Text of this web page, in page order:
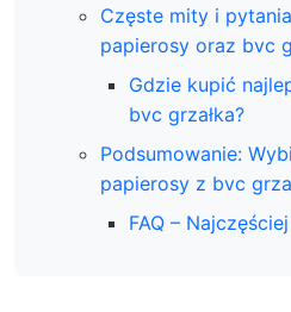
Częste mity i
papierosy oraz bvc
Gdzie kupić
bvc grzałka?
Podsumowanie:
papierosy z bvc
FAQ –